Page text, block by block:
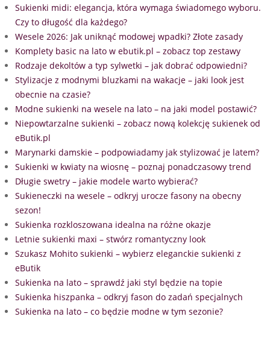
Sukienki midi: elegancja, która wymaga świadomego wyboru.
Czy to długość dla każdego?
Wesele 2026: Jak uniknąć modowej wpadki? Złote zasady
Komplety basic na lato w ebutik.pl – zobacz top zestawy
Rodzaje dekoltów a typ sylwetki – jak dobrać odpowiedni?
Stylizacje z modnymi bluzkami na wakacje – jaki look jest
obecnie na czasie?
Modne sukienki na wesele na lato – na jaki model postawić?
Niepowtarzalne sukienki – zobacz nową kolekcję sukienek od
eButik.pl
Marynarki damskie – podpowiadamy jak stylizować je latem?
Sukienki w kwiaty na wiosnę – poznaj ponadczasowy trend
Długie swetry – jakie modele warto wybierać?
Sukieneczki na wesele – odkryj urocze fasony na obecny
sezon!
Sukienka rozkloszowana idealna na różne okazje
Letnie sukienki maxi – stwórz romantyczny look
Szukasz Mohito sukienki – wybierz eleganckie sukienki z
eButik
Sukienka na lato – sprawdź jaki styl będzie na topie
Sukienka hiszpanka – odkryj fason do zadań specjalnych
Sukienka na lato – co będzie modne w tym sezonie?